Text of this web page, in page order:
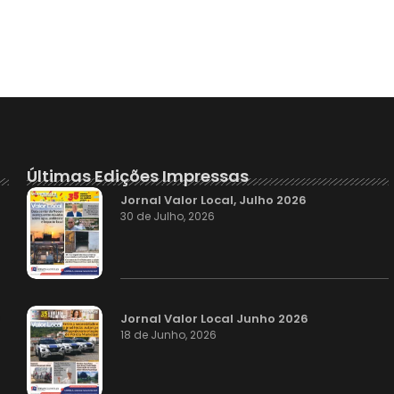
Últimas Edições Impressas
Jornal Valor Local, Julho 2026
30 de Julho, 2026
Jornal Valor Local Junho 2026
18 de Junho, 2026